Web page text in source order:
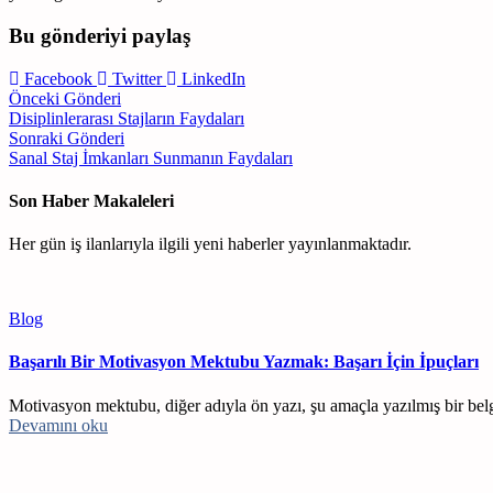
Bu gönderiyi paylaş
Facebook Twitter LinkedIn
Yazı
gezinmesi
Önceki Gönderi
Disiplinlerarası Stajların Faydaları
Sonraki Gönderi
Sanal Staj İmkanları Sunmanın Faydaları
Son Haber Makaleleri
Her gün iş ilanlarıyla ilgili yeni haberler yayınlanmaktadır.
Blog
Başarılı Bir Motivasyon Mektubu Yazmak: Başarı İçin İpuçları
Motivasyon mektubu, diğer adıyla ön yazı, şu amaçla yazılmış bir
Devamını oku